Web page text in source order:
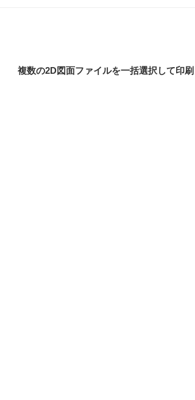
複数の2D図面ファイルを一括選択して印